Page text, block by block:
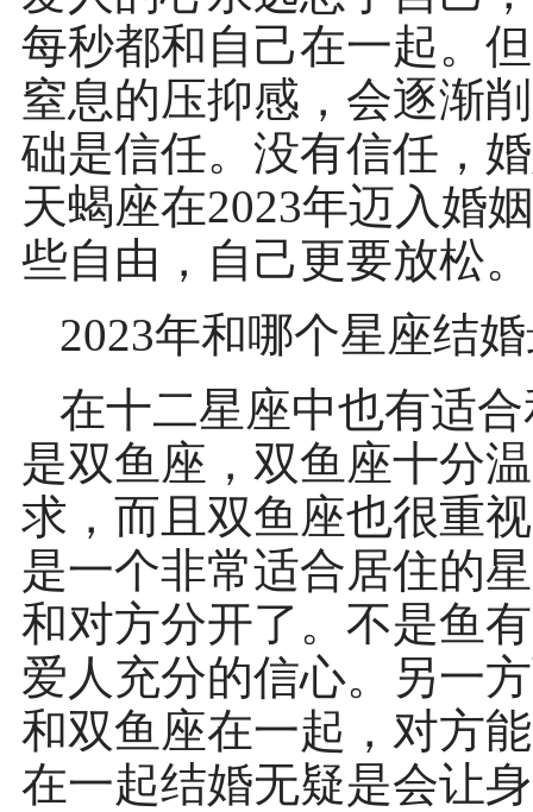
每秒都和自己在一起。
窒息的压抑感，会逐渐
础是信任。没有信任，
天蝎座在2023年迈入婚
些自由，自己更要放松。
2023年和哪个星座结
在十二星座中也有适
是双鱼座，双鱼座十分
求，而且双鱼座也很重
是一个非常适合居住的
和对方分开了。不是鱼
爱人充分的信心。另一
和双鱼座在一起，对方
在一起结婚无疑是会让